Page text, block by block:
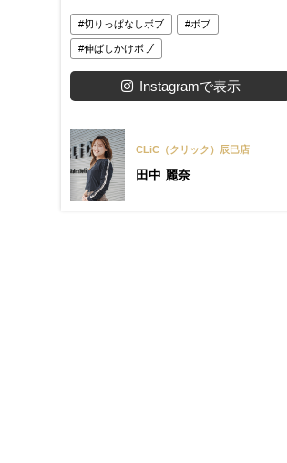
切りっぱなしボブ ボブ
伸ばしかけボブ
Instagramで表示
CLiC（クリック）辰巳店
田中 麗奈